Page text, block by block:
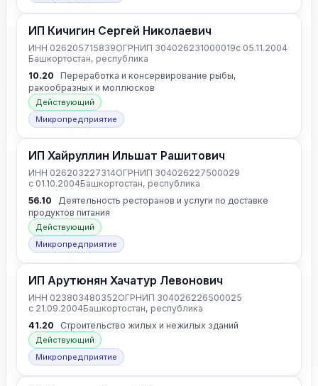
ИП Кичигин Сергей Николаевич
ИНН 026205715839ОГРНИП 304026231000019с 05.11.2004
Башкортостан, республика
10.20
Переработка и консервирование рыбы,
ракообразных и моллюсков
Действующий
Микропредприятие
ИП Хайруллин Ильшат Рашитович
ИНН 026203227314ОГРНИП 304026227500029
с 01.10.2004Башкортостан, республика
56.10
Деятельность ресторанов и услуги по доставке
продуктов питания
Действующий
Микропредприятие
ИП Арутюнян Хачатур Левонович
ИНН 023803480352ОГРНИП 304026226500025
с 21.09.2004Башкортостан, республика
41.20
Строительство жилых и нежилых зданий
Действующий
Микропредприятие